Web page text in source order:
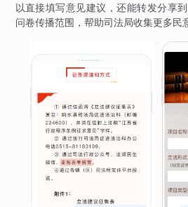
以直接填写意见建议，还能转发分享
问卷传播范围，帮助司法局收集更多民